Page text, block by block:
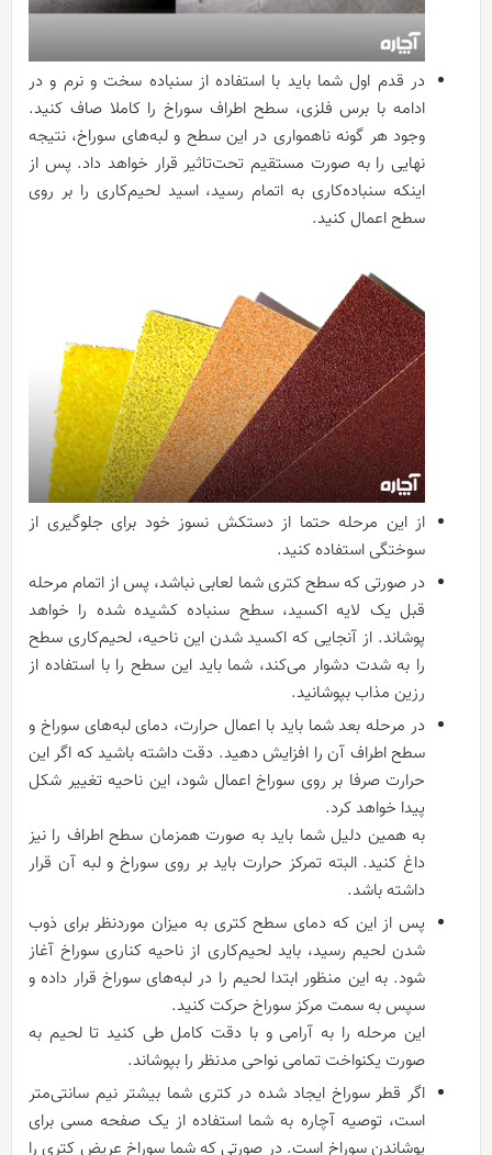
در قدم اول شما باید با استفاده از سنباده سخت و نرم و در
ادامه با برس فلزی، سطح اطراف سوراخ را کاملا صاف کنید.
وجود هر گونه ناهمواری در این سطح و لبه‌های سوراخ، نتیجه
نهایی را به صورت مستقیم تحت‌تاثیر قرار خواهد داد. پس از
اینکه سنباده‌کاری به اتمام رسید، اسید لحیم‌کاری را بر روی
سطح اعمال کنید.
از این مرحله حتما از دستکش نسوز خود برای جلوگیری از
سوختگی استفاده کنید.
در صورتی که سطح کتری شما لعابی نباشد، پس از اتمام مرحله
قبل یک لایه اکسید، سطح سنباده کشیده شده را خواهد
پوشاند. از آنجایی که اکسید شدن این ناحیه، لحیم‌کاری سطح
را به شدت دشوار می‌کند، شما باید این سطح را با استفاده از
رزین مذاب بپوشانید.
در مرحله بعد شما باید با اعمال حرارت، دمای لبه‌های سوراخ و
سطح اطراف آن را افزایش دهید. دقت داشته باشید که اگر این
حرارت صرفا بر روی سوراخ اعمال شود، این ناحیه تغییر شکل
پیدا خواهد کرد.
به همین دلیل شما باید به صورت همزمان سطح اطراف را نیز
داغ کنید. البته تمرکز حرارت باید بر روی سوراخ و لبه آن قرار
داشته باشد.
پس از این که دمای سطح کتری به میزان موردنظر برای ذوب
شدن لحیم رسید، باید لحیم‌کاری از ناحیه کناری سوراخ آغاز
شود. به این منظور ابتدا لحیم را در لبه‌های سوراخ قرار داده و
سپس به سمت مرکز سوراخ حرکت کنید.
این مرحله را به آرامی و با دقت کامل طی کنید تا لحیم به
صورت یکنواخت تمامی نواحی مدنظر را بپوشاند.
اگر قطر سوراخ ایجاد شده در کتری شما بیشتر نیم سانتی‌متر
است، توصیه آچاره به شما استفاده از یک صفحه مسی برای
پوشاندن سوراخ است. در صورتی که شما سوراخ عریض کتری را